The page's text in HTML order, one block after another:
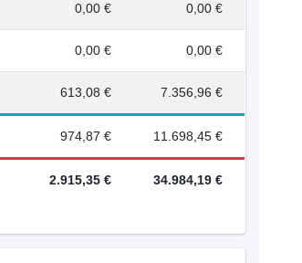
0,00 € 0,00 €
0,00 € 0,00 €
613,08 € 7.356,96 €
974,87 € 11.698,45 €
2.915,35 € 34.984,19 €